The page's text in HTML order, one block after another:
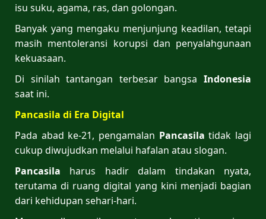
isu suku, agama, ras, dan golongan.
Banyak yang mengaku menjunjung keadilan, tetapi
masih mentoleransi korupsi dan penyalahgunaan
kekuasaan.
Di sinilah tantangan terbesar bangsa Indonesia
saat ini.
Pancasila di Era Digital
Pada abad ke-21, pengamalan Pancasila tidak lagi
cukup diwujudkan melalui hafalan atau slogan.
Pancasila harus hadir dalam tindakan nyata,
terutama di ruang digital yang kini menjadi bagian
dari kehidupan sehari-hari.